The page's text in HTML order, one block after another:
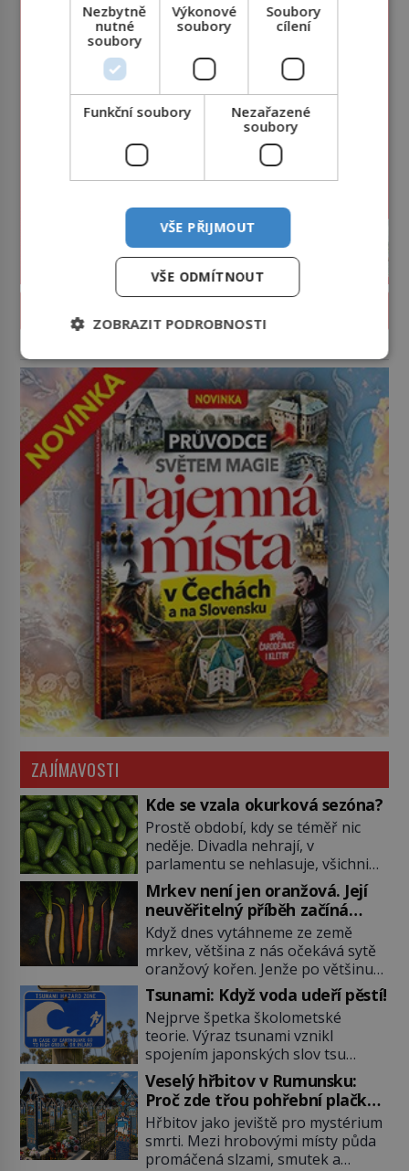
ZAJÍMAVOSTI
Kde se vzala okurková sezóna?
Prostě období, kdy se téměř nic
neděje. Divadla nehrají, v
parlamentu se nehlasuje, všichni
jsou na dovolené a média tak
nemají o čem mluvit a psát. A
vymýšlejí si proto témata, které
nikoho nezajímají. Proč je však ona
letní doba spojovaná zrovna s
okurkami? Okurkovou sezónu
známe už od poloviny 19. století,
ovšem jako Češi […]
Mrkev není jen oranžová. Její
neuvěřitelný příběh začíná
fialovou barvou
Když dnes vytáhneme ze země
mrkev, většina z nás očekává sytě
oranžový kořen. Jenže po většinu
své historie je mrkev všechno
možné, jen ne oranžová. Je fialová,
žlutá, bílá, někdy dokonce téměř
černá. Až díky stovkám let
pečlivého šlechtění se z ní stává
zelenina, bez které si českou
zahradu ani nedokážeme
představit. Její příběh je […]
Tsunami: Když voda udeří pěstí!
Nejprve špetka školometské
teorie. Výraz tsunami vznikl
spojením japonských slov tsu
(přístav) a nami (vlna). Jedná se o
dlouhou vlnu, která je na volném
moři takřka nepostřehnutelná.
Ačkoli je vlnová délka tsunami i 300
kilometrů, výška vlny na volném
moři je maximálně 1,5 metru.
Veselý hřbitov v Rumunsku:
Proč zde třou pohřební plačky
bídu s nouzí?
Hřbitov jako jeviště pro mystérium
smrti. Mezi hrobovými místy půda
promáčená slzami, smutek a
Nezbytně
nutné
soubory
Výkonové
soubory
Soubory
cílení
Funkční soubory
Nezařazené
soubory
VŠE PŘIJMOUT
VŠE ODMÍTNOUT
ZOBRAZIT PODROBNOSTI